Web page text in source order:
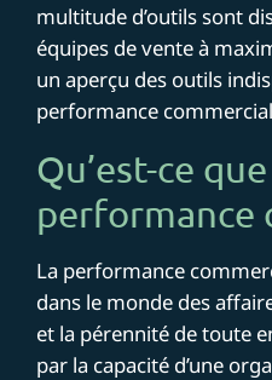
multitude d’outils sont
équipes de vente à
un aperçu des outils
performance
Qu’est-ce
performance
La performance
dans le monde des
et la pérennité de toute
par la capacité d’une